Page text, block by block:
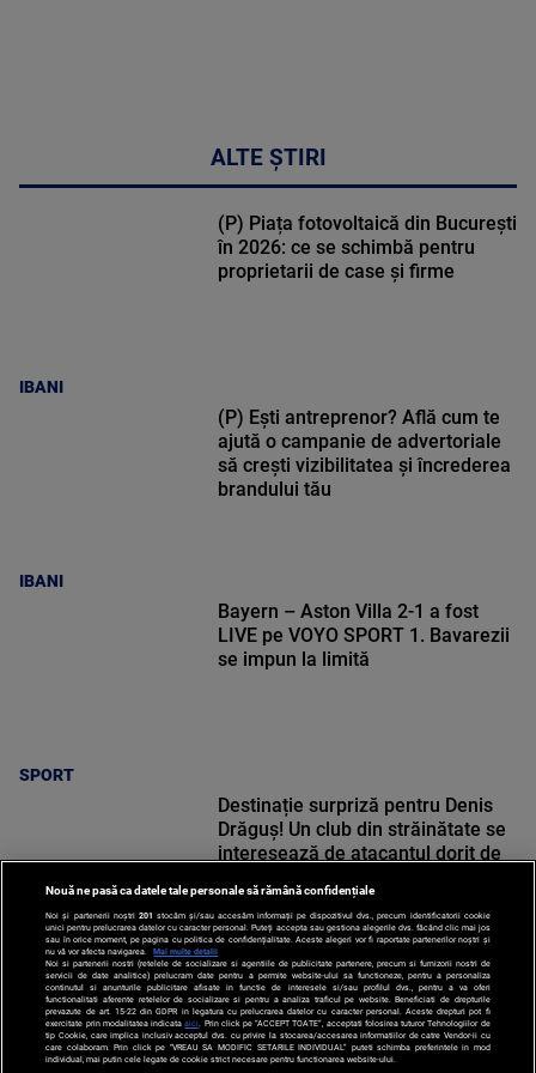
ALTE ȘTIRI
IBANI
(P) Piața fotovoltaică din București
în 2026: ce se schimbă pentru
proprietarii de case și firme
IBANI
(P) Ești antreprenor? Află cum te
ajută o campanie de advertoriale
să crești vizibilitatea și încrederea
brandului tău
SPORT
Bayern – Aston Villa 2-1 a fost
LIVE pe VOYO SPORT 1. Bavarezii
se impun la limită
SPORT
Destinație surpriză pentru Denis
Drăguș! Un club din străinătate se
interesează de atacantul dorit de
Nouă ne pasă ca datele tale personale să rămână confidențiale
Noi și partenerii noștri 201 stocăm și/sau accesăm informații pe dispozitivul dvs., precum identificatorii cookie
unici pentru prelucrarea datelor cu caracter personal. Puteți accepta sau gestiona alegerile dvs. făcând clic mai jos
sau în orice moment, pe pagina cu politica de confidențialitate. Aceste alegeri vor fi raportate partenerilor noștri și
nu vă vor afecta navigarea.
Mai multe detalii
Noi si partenerii nostri (retelele de socializare si agentiile de publicitate partenere, precum si furnizorii nostri de
servicii de date analitice) prelucram date pentru a permite website-ului sa functioneze, pentru a personaliza
continutul si anunturile publicitare afisate in functie de interesele si/sau profilul dvs., pentru a va oferi
functionalitati aferente retelelor de socializare si pentru a analiza traficul pe website. Beneficiati de drepturile
prevazute de art. 15-22 din GDPR in legatura cu prelucrarea datelor cu caracter personal. Aceste drepturi pot fi
exercitate prin modalitatea indicataaici . Prin click pe “ACCEPT TOATE”, acceptati folosirea tuturor Tehnologiilor de
tip Cookie, care implica inclusiv acceptul dvs. cu privire la stocarea/accesarea informatiilor de catre Vendor-ii cu
care colaboram. Prin click pe “VREAU SA MODIFIC SETARILE INDIVIDUAL” puteti schimba preferintele in mod
individual, mai putin cele legate de cookie strict necesare pentru functionarea website-ului.